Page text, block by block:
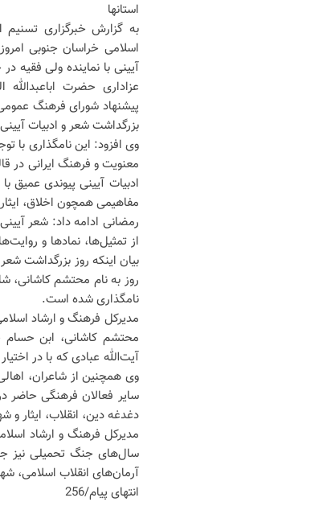
استانها
به گزارش خبرگزاری تسنیم
اسلامی خراسان جنوبی
آیینی با نماینده ولی فقیه
عزاداری حضرت
پیشنهاد شورای فرهنگ
بزرگداشت شعر و ادبیات
وی افزود: این نامگذاری با
معنویت و فرهنگ ایرانی در
ادبیات آیینی پیوندی عمیق
مفاهیمی همچون اخلاق،
رمضانی ادامه داد: شعر
از تمثیل‌ها، نمادها و
بیان اینکه روز بزرگداشت
روز به نام محتشم کاشانی،
نامگذاری شده است.
مدیرکل فرهنگ و ارشاد
محتشم کاشانی، ابن حسام
آیت‌الله عبادی که با در
وی همچنین از شاعران،
سایر فعالان فرهنگی حاضر
دغدغه دین، انقلاب، ایثار و
مدیرکل فرهنگ و ارشاد
سال‌های جنگ تحمیلی نیز
آرمان‌های انقلاب اسلامی،
انتهای پیام/256